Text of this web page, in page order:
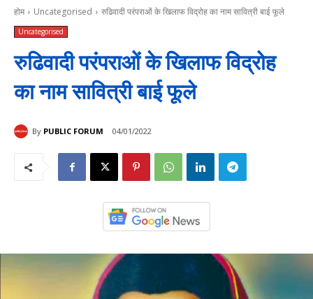
होम Uncategorised रुढिवादी परंपराओं के खिलाफ विद्रोह का नाम सावित्री बाई फूले
Uncategorised
रुढिवादी परंपराओं के खिलाफ विद्रोह
का नाम सावित्री बाई फूले
By PUBLIC FORUM 04/01/2022